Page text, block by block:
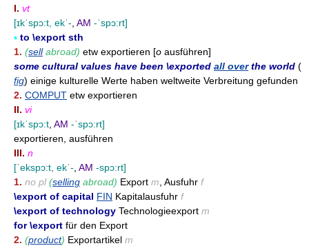
I. vt
[ɪkˈspɔ:t, ekˈ- AM -ˈspɔ:rt]
▪ to \export sth
1. (sellabroad) etw exportieren [o ausführen]
some cultural values have been \exported all overthe world (
fig) einige kulturelle Werte haben weltweite Verbreitung gefunden
2. COMPUT etw exportieren
II. vi
[ɪkˈspɔ:t AM -ˈspɔ:rt]
exportieren, ausführen
III. n
[ˈekspɔ:t, ekˈ- AM -spɔ:rt]
1. no pl (selling abroad) Export m , Ausfuhr f
\export of capital FIN Kapitalausfuhr f
\export of technology Technologieexport m
for \export für den Export
2. (product) Exportartikel m